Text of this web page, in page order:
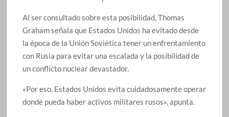
Al ser consultado sobre esta posibilidad, Thomas
Graham señala que Estados Unidos ha evitado desde
la época de la Unión Soviética tener un enfrentamiento
con Rusia para evitar una escalada y la posibilidad de
un conflicto nuclear devastador.
«Por eso, Estados Unidos evita cuidadosamente operar
donde pueda haber activos militares rusos», apunta.